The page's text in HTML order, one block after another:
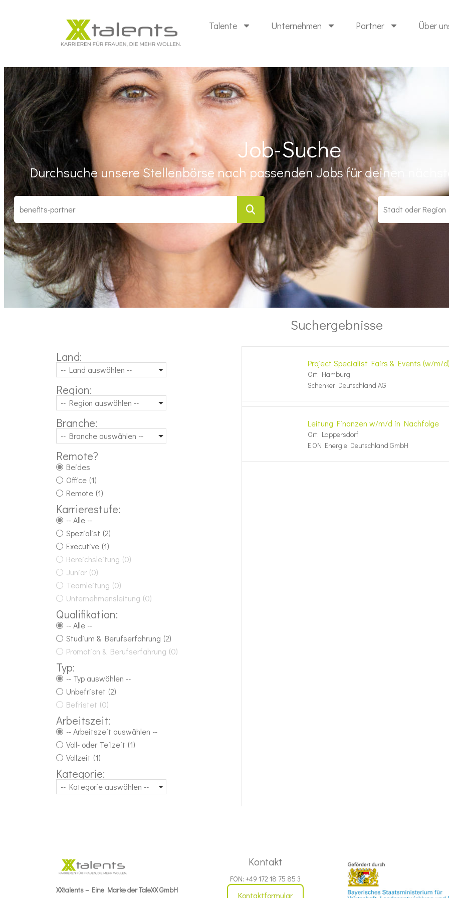
Talente Unternehmen Partner Über
Job-Suche
Durchsuche unsere Stellenbörse nach passenden Jobs für deinen
Suchergebnisse
Land:
-- Land auswählen --
Region:
-- Region auswählen --
Branche:
-- Branche auswählen --
Remote?
Beides
Office (1)
Remote (1)
Karrierestufe:
-- Alle --
Spezialist (2)
Executive (1)
Bereichsleitung (0)
Junior (0)
Teamleitung (0)
Unternehmensleitung (0)
Qualifikation:
-- Alle --
Studium & Berufserfahrung (2)
Promotion & Berufserfahrung (0)
Typ:
-- Typ auswählen --
Unbefristet (2)
Befristet (0)
Arbeitszeit:
-- Arbeitszeit auswählen --
Voll- oder Teilzeit (1)
Vollzeit (1)
Kategorie:
-- Kategorie auswählen --
Project Specialist Fairs & Events (w/m/
Ort: Hamburg
Schenker Deutschland AG
Leitung Finanzen w/m/d in Nachfolge
Ort: Lappersdorf
E.ON Energie Deutschland GmbH
XXtalents – Eine Marke der TaleXX GmbH
Kontakt
FON: +49 172 18 75 85 3
Kontaktformular